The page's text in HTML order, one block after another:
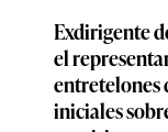
Exdirigente
el
entretelones
iniciales